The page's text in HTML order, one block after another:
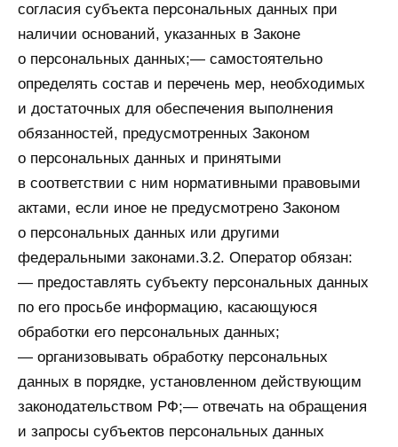
согласия субъекта персональных данных при
наличии оснований, указанных в Законе
о персональных данных;— самостоятельно
определять состав и перечень мер, необходимых
и достаточных для обеспечения выполнения
обязанностей, предусмотренных Законом
о персональных данных и принятыми
в соответствии с ним нормативными правовыми
актами, если иное не предусмотрено Законом
о персональных данных или другими
федеральными законами.3.2. Оператор обязан:
— предоставлять субъекту персональных данных
по его просьбе информацию, касающуюся
обработки его персональных данных;
— организовывать обработку персональных
данных в порядке, установленном действующим
законодательством РФ;— отвечать на обращения
и запросы субъектов персональных данных